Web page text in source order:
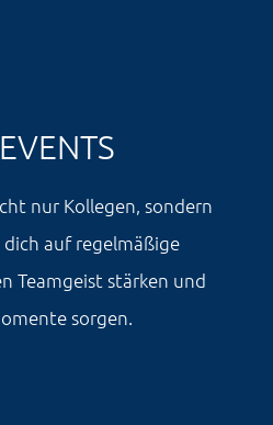
nur Kollegen, sondern
dich auf regelmäßige
Teamgeist stärken und
sorgen.